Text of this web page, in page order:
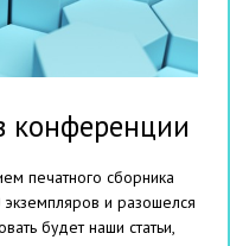
конференции
печатного сборника
и разошелся
будет наши статьи,